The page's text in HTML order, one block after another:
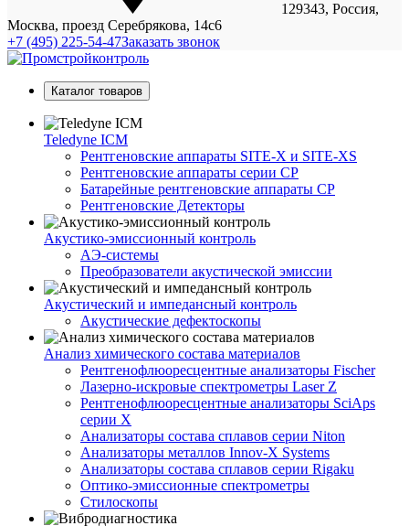
129343, Россия,
Москва, проезд Серебрякова, 14с6
+7 (495) 225-54-47Заказать звонок
Каталог товаров
Teledyne ICM
Рентгеновские аппараты SITE-X и SITE-XS
Рентгеновские аппараты серии CP
Батарейные рентгеновские аппараты CP
Рентгеновские Детекторы
Акустико-эмисcионный контроль
АЭ-системы
Преобразователи акустической эмиссии
Акустический и импедансный контроль
Акустические дефектоскопы
Анализ химического состава материалов
Рентгенофлюоресцентные анализаторы Fischer
Лазерно-искровые спектрометры Laser Z
Рентгенофлюоресцентные анализаторы SciAps
серии Х
Анализаторы состава сплавов серии Niton
Анализаторы металлов Innov-X Systems
Анализаторы состава сплавов серии Rigaku
Оптико-эмиссионные спектрометры
Стилоскопы